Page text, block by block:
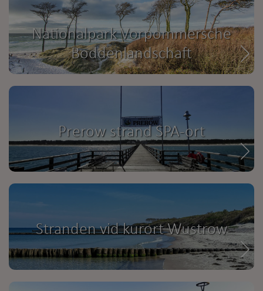
Nationalpark Vorpommersche
Boddenlandschaft
Prerow strand SPA-ort
Stranden vid kurort Wustrow